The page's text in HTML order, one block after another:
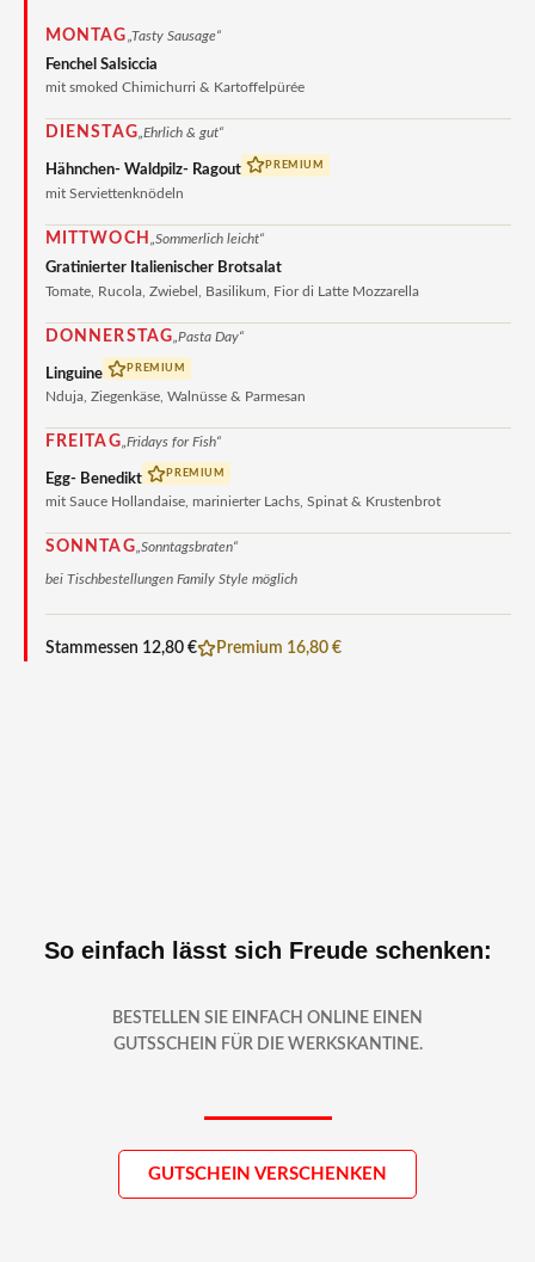
MONTAG „Tasty Sausage“
Fenchel Salsiccia
mit smoked Chimichurri & Kartoffelpürée
DIENSTAG„Ehrlich & gut“
Hähnchen- Waldpilz- Ragout PREMIUM
mit Serviettenknödeln
MITTWOCH „Sommerlich leicht“
Gratinierter Italienischer Brotsalat
Tomate, Rucola, Zwiebel, Basilikum, Fior di Latte Mozzarella
DONNERSTAG „Pasta Day“
Linguine PREMIUM
Nduja, Ziegenkäse, Walnüsse & Parmesan
FREITAG „Fridays for Fish“
Egg- Benedikt PREMIUM
mit Sauce Hollandaise, marinierter Lachs, Spinat & Krustenbrot
SONNTAG„Sonntagsbraten“
bei Tischbestellungen Family Style möglich
Stammessen 12,80 € Premium 16,80 €
So einfach lässt sich Freude schenken:
BESTELLEN SIE EINFACH ONLINE EINEN
GUTSSCHEIN FÜR DIE WERKSKANTINE.
GUTSCHEIN VERSCHENKEN